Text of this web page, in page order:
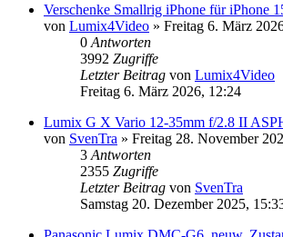
Verschenke Smallrig iPhone für iPhone
von Lumix4Video » Freitag 6. März
0 Antworten
3992 Zugriffe
Letzter Beitrag von Lumix4Video
Freitag 6. März 2026, 12:24
Lumix G X Vario 12-35mm f/2.8 II
von SvenTra » Freitag 28. November
3 Antworten
2355 Zugriffe
Letzter Beitrag von SvenTra
Samstag 20. Dezember 2025,